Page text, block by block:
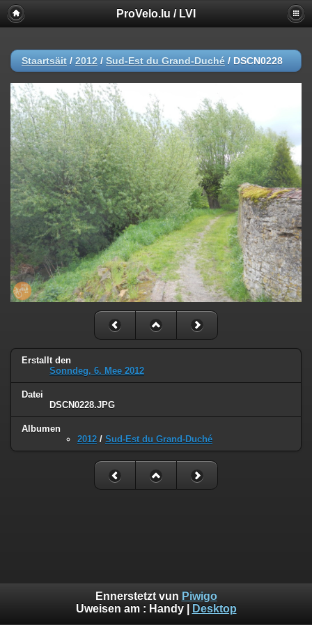
ProVelo.lu / LVI
Staartsäit / 2012 / Sud-Est du Grand-Duché / DSCN0228
Erstallt den
Sonndeg, 6. Mee 2012
Datei
DSCN0228.JPG
Albumen
2012 / Sud-Est du Grand-Duché
Ennerstetzt vun Piwigo
Uweisen am : Handy| Desktop